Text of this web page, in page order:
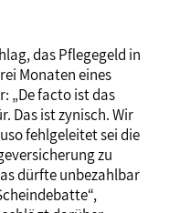
das Pflegegeld in
Monaten eines
„De facto ist das
Das ist zynisch. Wir
fehlgeleitet sei die
zu
dürfte unbezahlbar